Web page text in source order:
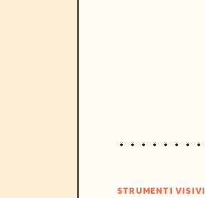
STRUMENTI VISIVI